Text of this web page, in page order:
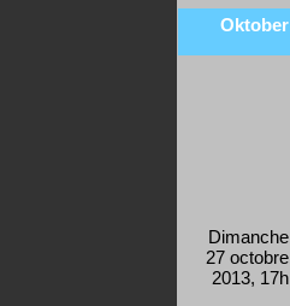
Oktober
Dimanche
27 octobre
2013, 17h